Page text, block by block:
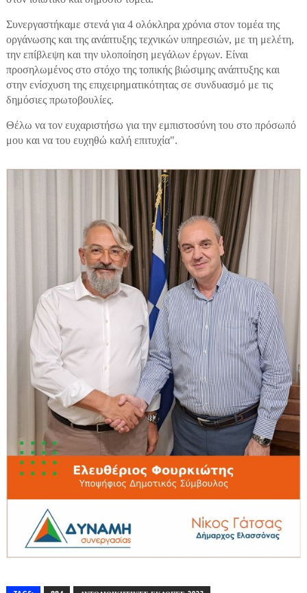
Συνεργαστήκαμε στενά για 4 ολόκληρα χρόνια στον τομέα της
οργάνωσης και της ανάπτυξης τεχνικών υπηρεσιών, με τη μελέτη,
την επίβλεψη και την υλοποίηση μεγάλων έργων. Είναι
προσηλωμένος στο στόχο της τοπικής βιώσιμης ανάπτυξης και
στην ενίσχυση της επιχειρηματικότητας σε συνδυασμό με τις
δημόσιες πρωτοβουλίες.
Θέλω να τον ευχαριστήσω για την εμπιστοσύνη του στο πρόσωπό
μου και να του ευχηθώ καλή επιτυχία".